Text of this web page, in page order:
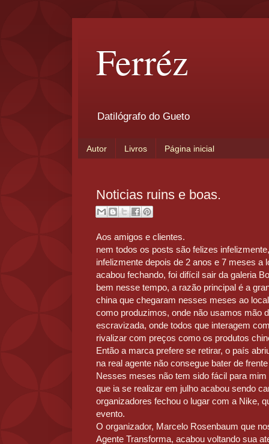
Ferréz
Datilógrafo do Gueto
Autor Livros Página inicial
Noticias ruins e boas.
Aos amigos e clientes.
nem todos os posts são felizes
infelizmente depois de 2 anos e 7 meses a
acabou fechando, foi difícil sair da galeria
bem nesse tempo, a razão principal é a
china que chegaram nesses meses ao
como produzimos, onde não usamos mão
escravizada, onde todos que interagem
rivalizar com preços como os produtos
Então a marca prefere se retirar, o país
na real agente não consegue bater de
Nesses meses não tem sido fácil para
que ia se realizar em julho acabou sendo
organizadores fechou o lugar com a Nike,
evento.
O organizador, Marcelo Rosenbaum que
Agente Transforma, acabou voltando sua